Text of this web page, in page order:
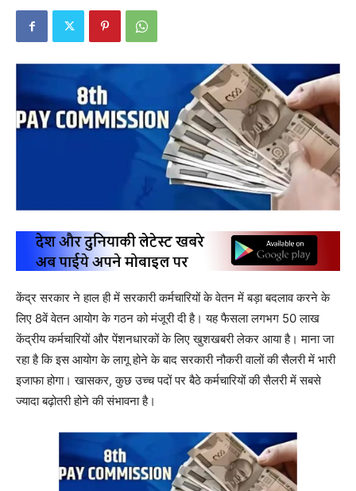
केंद्र सरकार ने हाल ही में सरकारी कर्मचारियों के वेतन में बड़ा बदलाव करने के
लिए 8वें वेतन आयोग के गठन को मंजूरी दी है। यह फैसला लगभग 50 लाख
केंद्रीय कर्मचारियों और पेंशनधारकों के लिए खुशखबरी लेकर आया है। माना जा
रहा है कि इस आयोग के लागू होने के बाद सरकारी नौकरी वालों की सैलरी में भारी
इजाफा होगा। खासकर, कुछ उच्च पदों पर बैठे कर्मचारियों की सैलरी में सबसे
ज्यादा बढ़ोतरी होने की संभावना है।